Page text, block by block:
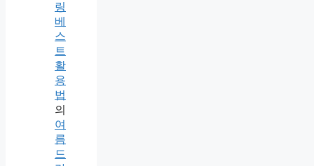
링
베
스
트
활
용
법
의
여
름
드